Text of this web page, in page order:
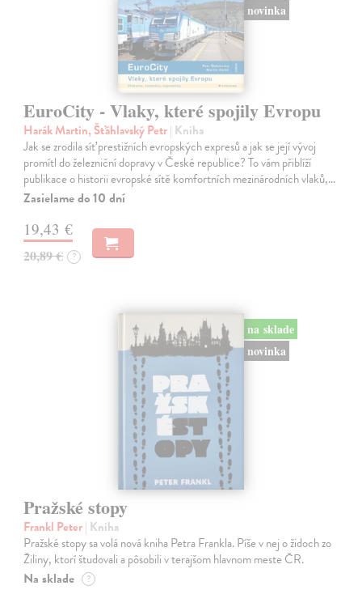
novinka
EuroCity - Vlaky, které spojily Evropu
Harák Martin, Šťáhlavský Petr| Kniha
Jak se zrodila síť prestižních evropských expresů a jak se její vývoj
promítl do železniční dopravy v České republice? To vám přiblíží
publikace o historii evropské sítě komfortních mezinárodních vlaků,…
Zasielame do 10 dní
19,43 €
20,89 € ?
na sklade
novinka
Pražské stopy
Frankl Peter| Kniha
Pražské stopy sa volá nová kniha Petra Frankla. Píše v nej o židoch zo
Žiliny, ktorí študovali a pôsobili v terajšom hlavnom meste ČR.
Na sklade ?